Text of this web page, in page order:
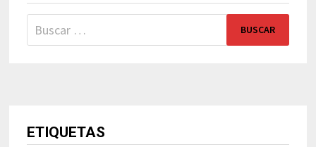
Buscar:
ETIQUETAS